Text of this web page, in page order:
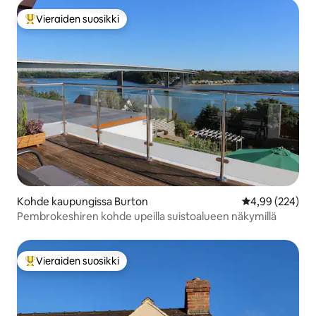
Vieraiden suosikkien parhaimmistoa
Vieraiden suosikki
Kohde kaupungissa Burton
4,99 (224)
Pembrokeshiren kohde upeilla suistoalueen näkymillä
Vieraiden suosikkien parhaimmistoa
Vieraiden suosikki